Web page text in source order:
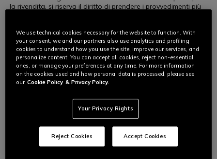
la rivendita, si riserva il diritto di prendere i provvedimenti più
il l’account utilizzato per l’acquisto.
ART. 3. PRODOTTI
3.1 Per ciascuno dei Prodotti è disponibile sul Sito una scheda
tecnica contenente le caratteristiche principali e le specifiche
tecniche dei medesimi (“Scheda Prodotto”). L'immagine a
corredo della Scheda Prodotto, quando inserita, presenta il
Prodotto nel modo più accurato possibile; tuttavia, può non
dello stesso (colore, dimensioni, prodotti accessori presenti
nell’immagine). Si consiglia pertanto il Cliente di fare
riferimento alla Scheda Prodotto liberamente consultabile per
saperne di più sul Prodotto in questione, in particolare per le
caratteristiche che il Cliente cerca. Il Venditore declina ogni
responsabilità per eventuali inesattezze tra la Scheda
We use technical cookies necessary for the website to function. With
your consent, we and our partners also use analytics and profiling
cookies to understand how you use the site, improve our services, and
personalize content. You can accept all cookies, reject non-essential
ones, or manage your preferences at any time. For more information
on the cookies used and how personal data is processed, please see
our Cookie Policy & Privacy Policy.
Your Privacy Rights
Reject Cookies Accept Cookies